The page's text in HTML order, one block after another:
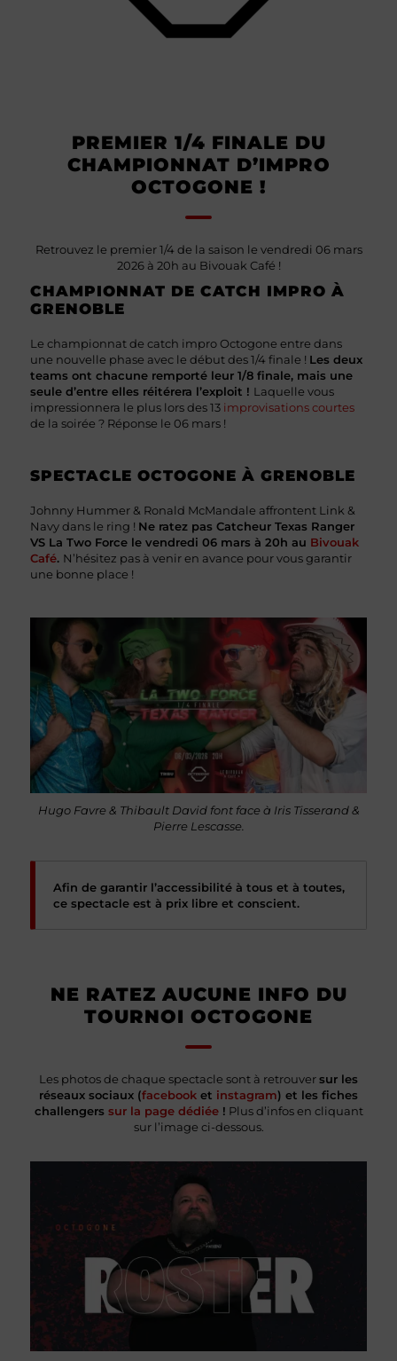
PREMIER 1/4 FINALE DU
CHAMPIONNAT D’IMPRO
OCTOGONE !
Retrouvez le premier 1/4 de la saison le vendredi 06 mars
2026 à 20h au Bivouak Café !
CHAMPIONNAT DE CATCH IMPRO À
GRENOBLE
Le championnat de catch impro Octogone entre dans
une nouvelle phase avec le début des 1/4 finale ! Les deux
teams ont chacune remporté leur 1/8 finale, mais une
seule d’entre elles réitérera l’exploit ! Laquelle vous
impressionnera le plus lors des 13 improvisations courtes
de la soirée ? Réponse le 06 mars !
SPECTACLE OCTOGONE À GRENOBLE
Johnny Hummer & Ronald McMandale affrontent Link &
Navy dans le ring ! Ne ratez pas Catcheur Texas Ranger
VS La Two Force le vendredi 06 mars à 20h au Bivouak
Café. N’hésitez pas à venir en avance pour vous garantir
une bonne place !
Hugo Favre & Thibault David font face à Iris Tisserand &
Pierre Lescasse.
Afin de garantir l’accessibilité à tous et à toutes,
ce spectacle est à prix libre et conscient.
NE RATEZ AUCUNE INFO DU
TOURNOI OCTOGONE
Les photos de chaque spectacle sont à retrouversur les
réseaux sociaux (facebook et instagram) et les fiches
challengers sur la page dédiée! Plus d’infos en cliquant
sur l’image ci-dessous.